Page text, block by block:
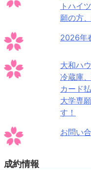
トハイ
願の方
2026年
大和ハ
冷蔵庫
カード
大学専
す！
お問い
成約情報